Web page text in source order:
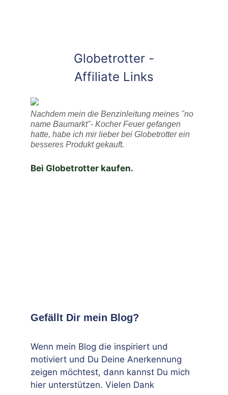
Globetrotter -
Affiliate Links
Nachdem mein die Benzinleitung meines "no
name Baumarkt"- Kocher Feuer gefangen
hatte, habe ich mir lieber bei Globetrotter ein
besseres Produkt gekauft.
Bei Globetrotter kaufen.
Gefällt Dir mein Blog?
Wenn mein Blog die inspiriert und
motiviert und Du Deine Anerkennung
zeigen möchtest, dann kannst Du mich
hier unterstützen. Vielen Dank